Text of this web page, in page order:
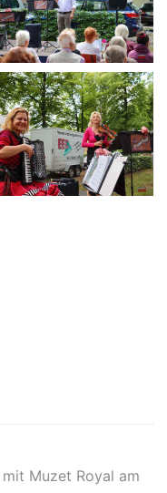
Muzet Royal am